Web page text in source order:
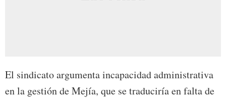
El sindicato argumenta incapacidad administrativa
en la gestión de Mejía, que se traduciría en falta de